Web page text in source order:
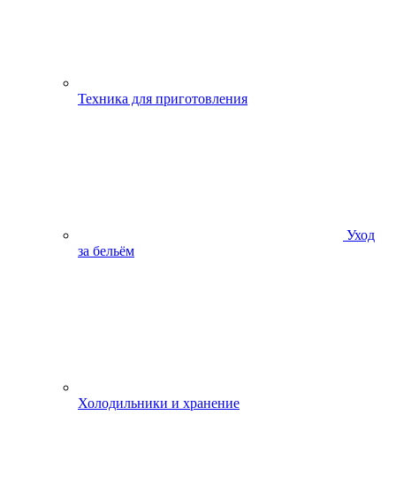
Техника для приготовления
Уход
за бельём
Холодильники и хранение